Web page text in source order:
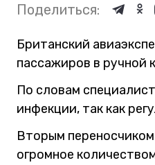
Поделиться:
Британский
пассажиров в ручной
По словам
инфекции, так как
Вторым
огромное